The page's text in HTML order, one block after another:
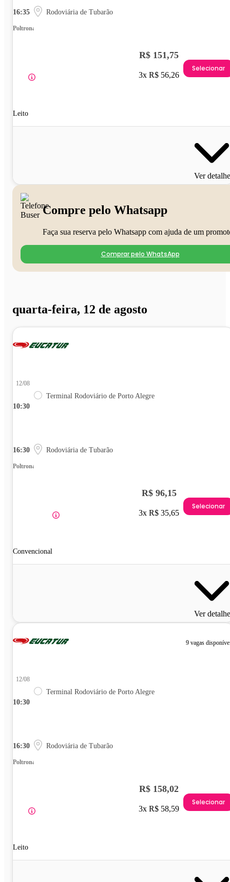
16:35 Rodoviária de Tubarão
Poltrona
Leito
R$ 151,75
3x R$ 56,26
Selecionar
Ver
Compre pelo Whatsapp
Faça sua reserva pelo Whatsapp com ajuda de um
Comprar pelo WhatsApp
quarta-feira, 12 de agosto
10:30
12/08
Terminal Rodoviário de Porto Alegre
16:30 Rodoviária de Tubarão
Poltrona
Convencional
R$ 96,15
3x R$ 35,65
Selecionar
Ver
9 vagas
10:30
12/08
Terminal Rodoviário de Porto Alegre
16:30 Rodoviária de Tubarão
Poltrona
Leito
R$ 158,02
3x R$ 58,59
Selecionar